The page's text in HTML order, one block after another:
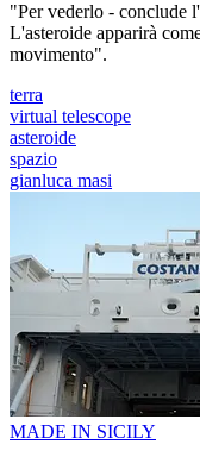
"Per vederlo - conclude
L'asteroide apparirà
movimento".
terra
virtual telescope
asteroide
spazio
gianluca masi
MADE IN SICILY